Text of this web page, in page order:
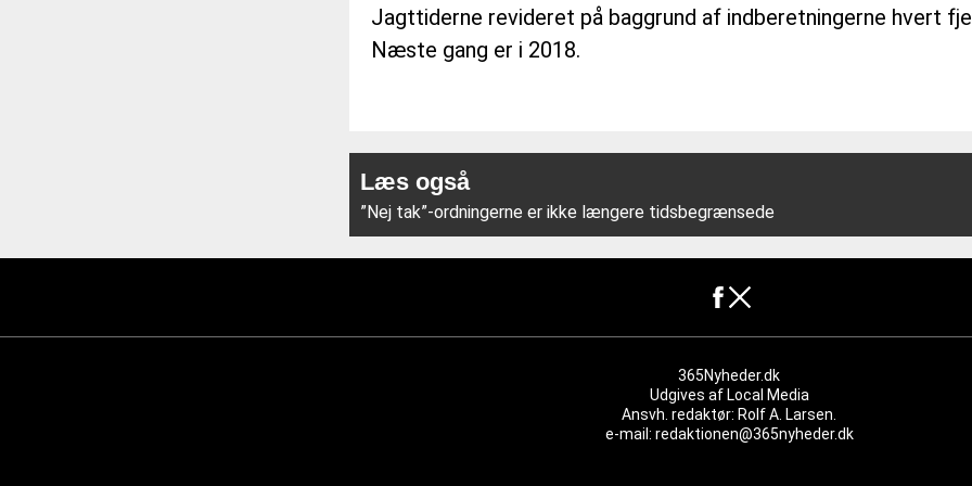
Jagttiderne revideret på baggrund af indberetningerne hvert
Næste gang er i 2018.
Læs også
”Nej tak”-ordningerne er ikke længere tidsbegrænsede
365Nyheder.dk
Udgives af Local Media
Ansvh. redaktør: Rolf A. Larsen.
e-mail: redaktionen@365nyheder.dk